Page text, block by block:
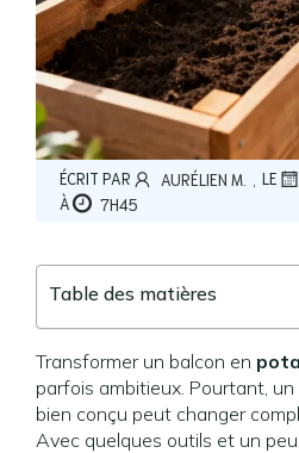
ÉCRIT PAR AURÉLIEN M. , LE
À 7H45
Table des matières
Transformer un balcon en
parfois ambitieux. Pourtant,
bien conçu peut changer
Avec quelques outils et un peu